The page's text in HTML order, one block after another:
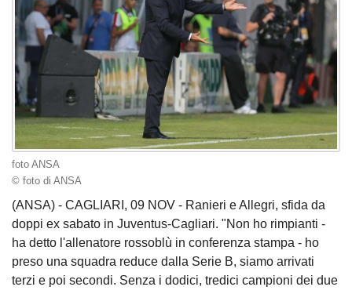
foto ANSA
© foto di ANSA
(ANSA) - CAGLIARI, 09 NOV - Ranieri e Allegri, sfida da
doppi ex sabato in Juventus-Cagliari. "Non ho rimpianti -
ha detto l'allenatore rossoblù in conferenza stampa - ho
preso una squadra reduce dalla Serie B, siamo arrivati
terzi e poi secondi. Senza i dodici, tredici campioni dei due